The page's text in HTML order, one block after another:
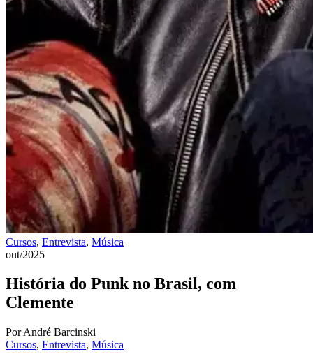
Cursos, Entrevista, Música
out/2025
História do Punk no Brasil, com
Clemente
Por André Barcinski
Cursos, Entrevista, Música